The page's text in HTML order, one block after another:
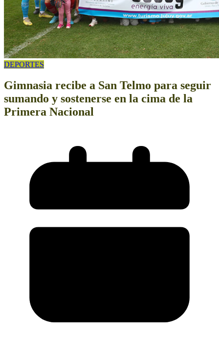
DEPORTES
Gimnasia recibe a San Telmo para seguir
sumando y sostenerse en la cima de la
Primera Nacional